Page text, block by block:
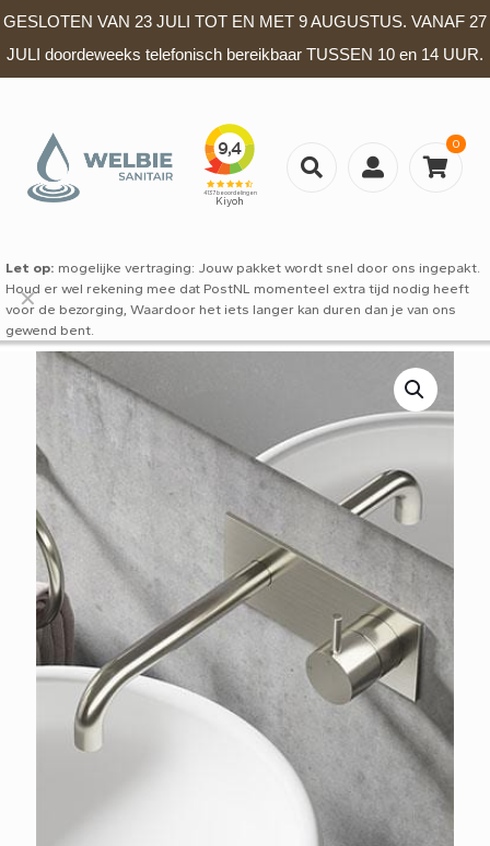
GESLOTEN VAN 23 JULI TOT EN MET 9 AUGUSTUS. VANAF 27
JULI doordeweeks telefonisch bereikbaar TUSSEN 10 en 14 UUR.
0
Let op: mogelijke vertraging: Jouw pakket wordt snel door ons ingepakt.
Houd er wel rekening mee dat PostNL momenteel extra tijd nodig heeft
voor de bezorging, Waardoor het iets langer kan duren dan je van ons
gewend bent.
✕